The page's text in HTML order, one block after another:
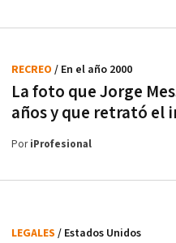
La foto que Jorge
años y que retrató el
RECREO / En el año 2000
PoriProfesional
LEGALES / Estados Unidos